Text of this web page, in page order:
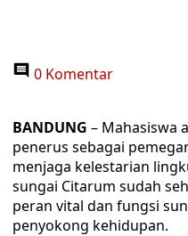
0 Komentar
BANDUNG – Mahasiswa
penerus sebagai
menjaga kelestarian
sungai Citarum sudah
peran vital dan fungsi
penyokong kehidupan.